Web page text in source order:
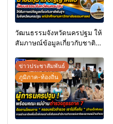
วัฒนธรรมจังหวัดนครปฐม ให้
สัมภาษณ์ข้อมูลเกี่ยวกับชาติ
นักศึกษามหาวิทยาลัย
ธรรมศาสตร์
ข่าวประชาสัมพันธ์
ภูมิภาค-ท้องถิ่น